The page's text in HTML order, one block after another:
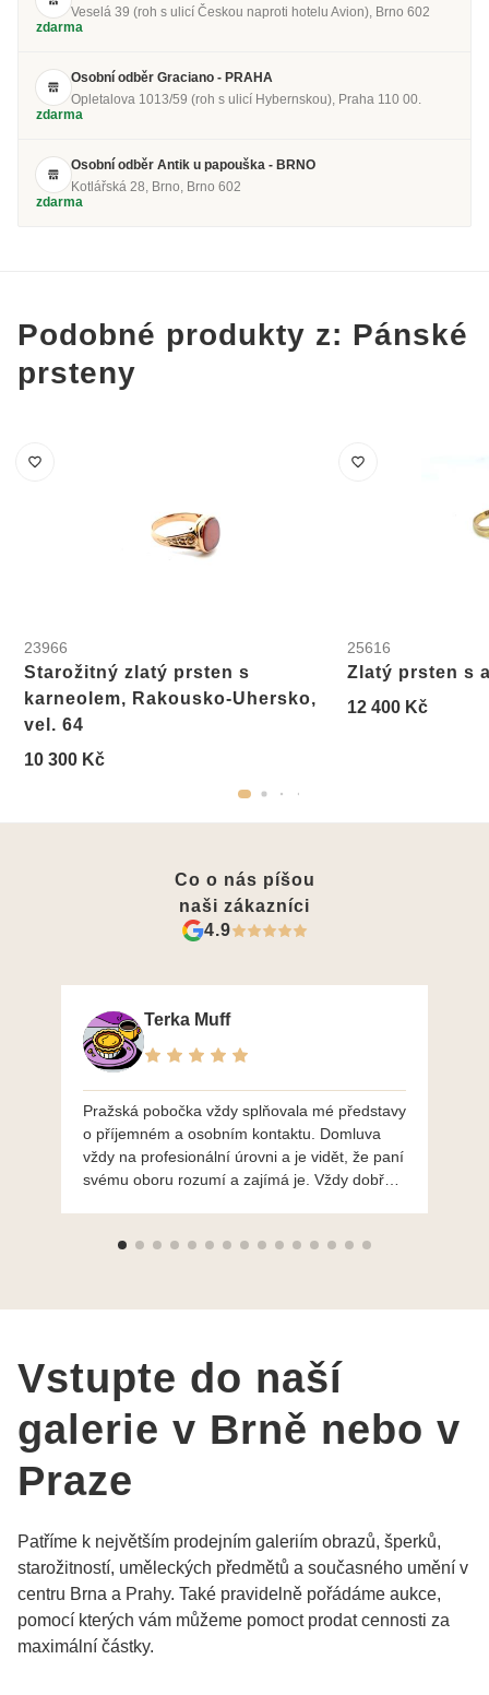
Veselá 39 (roh s ulicí Českou naproti hotelu Avion), Brno 602
zdarma
Osobní odběr Graciano - PRAHA
Opletalova 1013/59 (roh s ulicí Hybernskou), Praha 110 00.
zdarma
Osobní odběr Antik u papouška - BRNO
Kotlářská 28, Brno, Brno 602
zdarma
Podobné produkty z: Pánské
prsteny
23966
Starožitný zlatý prsten s
karneolem, Rakousko-Uhersko,
vel. 64
10 300 Kč
25616
Zlatý prsten s
12 400 Kč
Co o nás píšou
naši zákazníci
4.9
Terka Muff
Pražská pobočka vždy splňovala mé představy
o příjemném a osobním kontaktu. Domluva
vždy na profesionální úrovni a je vidět, že paní
svému oboru rozumí a zajímá je. Vždy dobře a
výběru, jak už bylo napsáno - na požádání
Vstupte do naší
galerie v Brně nebo v
Praze
Patříme k největším prodejním galeriím obrazů, šperků,
starožitností, uměleckých předmětů a současného umění v
centru Brna a Prahy. Také pravidelně pořádáme aukce,
pomocí kterých vám můžeme pomoct prodat cennosti za
maximální částky.